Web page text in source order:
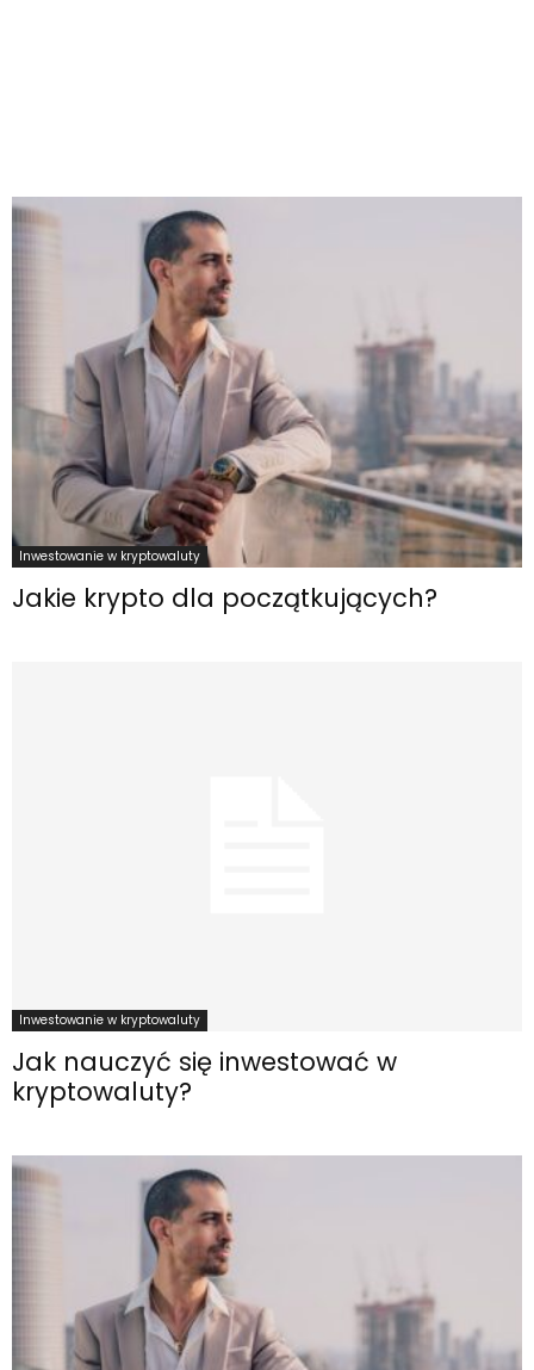
Inwestowanie w kryptowaluty
Jakie krypto dla początkujących?
Inwestowanie w kryptowaluty
Jak nauczyć się inwestować w
kryptowaluty?